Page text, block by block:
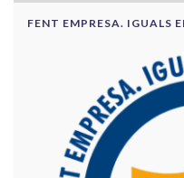
FENT EMPRESA. IGUALS